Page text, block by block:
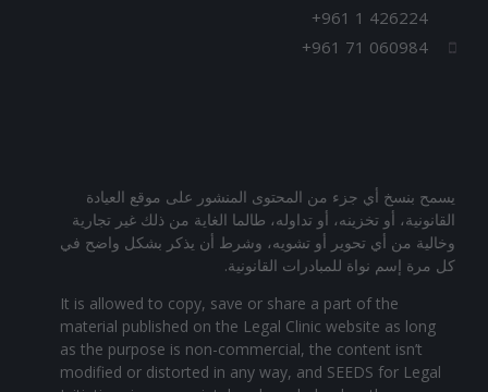
+961 1 426224
+961 71 060984
يسمح بنسخ أي جزء من المحتوى المنشور على موقع العيادة
القانونية، أو تخزينه، أو تداوله، طالما الغاية من ذلك غير تجارية
وخالية من أي تحوير أو تشويه، وشرط أن يذكر بشكل واضح في
كل مرة إسم نواة للمبادرات القانونية.
It is allowed to copy, save or share a part of the
material published on the Legal Clinic website as long
as the purpose is non-commercial, the content isn’t
modified or distorted in any way, and SEEDS for Legal